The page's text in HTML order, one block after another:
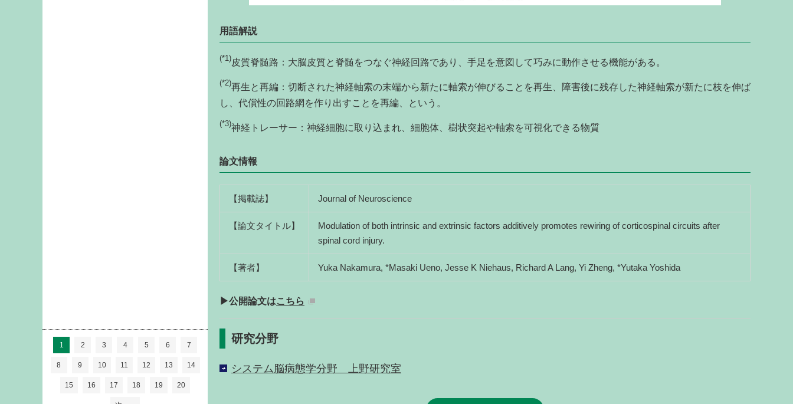
用語解説
(*1)皮質脊髄路：大脳皮質と脊髄をつなぐ神経回路であり、手足を意図して巧みに動作させる機能がある。
(*2)再生と再編：切断された神経軸索の末端から新たに軸索が伸びることを再生、障害後に残存した神経軸索が新たに枝を伸ば
し、代償性の回路網を作り出すことを再編、という。
(*3)神経トレーサー：神経細胞に取り込まれ、細胞体、樹状突起や軸索を可視化できる物質
論文情報
【掲載誌】 Journal of Neuroscience
【論文タイトル】
Modulation of both intrinsic and extrinsic factors additively promotes rewiring of corticospinal circuits after
spinal cord injury.
【著者】 Yuka Nakamura, *Masaki Ueno, Jesse K Niehaus, Richard A Lang, Yi Zheng, *Yutaka Yoshida
▶公開論文はこちら
研究分野
システム脳病態学分野 上野研究室
1 2 3 4 5 6 7
8 9 10 11 12 13 14
15 16 17 18 19 20